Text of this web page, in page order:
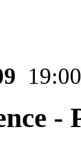
19:00
-